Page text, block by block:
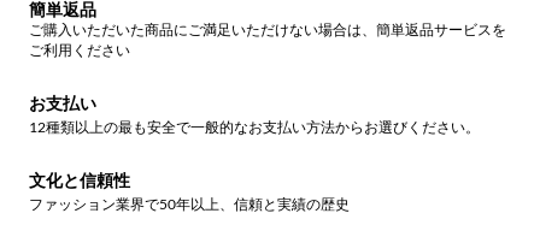
簡単返品
ご購入いただいた商品にご満足いただけない場合は、簡単返品サービスを
ご利用ください
お支払い
12種類以上の最も安全で一般的なお支払い方法からお選びください。
文化と信頼性
ファッション業界で50年以上、信頼と実績の歴史